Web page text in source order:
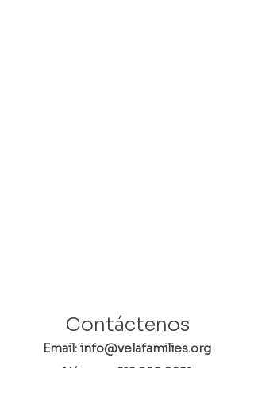
Contáctenos
Email: info@velafamilies.org
Número:
512.850.8281